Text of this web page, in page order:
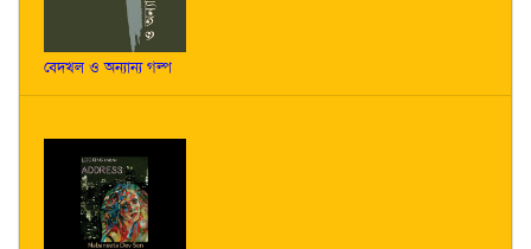
বেদখল ও অন্যান্য গল্প